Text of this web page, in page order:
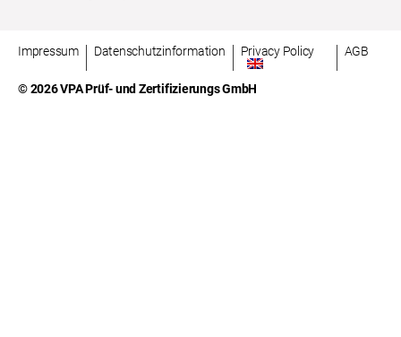
Impressum Datenschutzinformation Privacy Policy AGB
© 2026 VPA Prüf- und Zertifizierungs GmbH